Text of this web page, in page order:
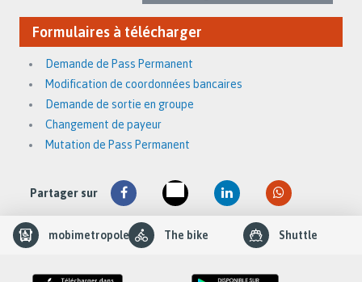
Formulaires à télécharger
Demande de Pass Permanent
Modification de coordonnées bancaires
Demande de sortie en groupe
Changement de payeur
Mutation de Pass Permanent
Partager sur
slider
elementmobimetropole The bike Shuttle